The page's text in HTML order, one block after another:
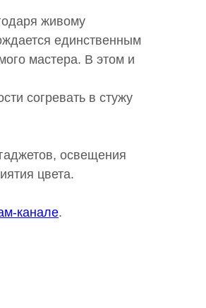
живому
единственным
мастера. В этом и
согревать в стужу
освещения
цвета.
канале.